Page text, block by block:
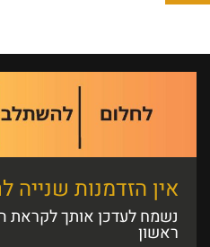
אין הזדמנות שנייה
נשמח לעדכן אותך לקראת
ראשון